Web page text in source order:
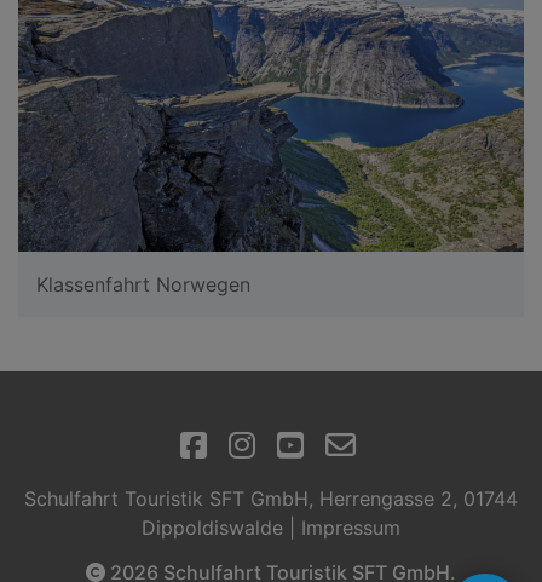
Klassenfahrt Norwegen
Schulfahrt Touristik SFT GmbH, Herrengasse 2, 01744
Dippoldiswalde | Impressum
2026 Schulfahrt Touristik SFT GmbH.